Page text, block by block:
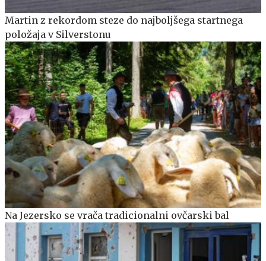
Martin z rekordom steze do najboljšega startnega
položaja v Silverstonu
Na Jezersko se vrača tradicionalni ovčarski bal